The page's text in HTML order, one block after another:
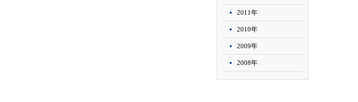
2011年
2010年
2009年
2008年